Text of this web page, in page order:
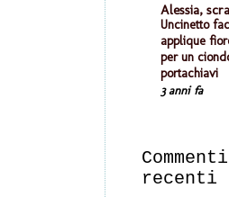
Alessia,
Uncinetto
applique
per un
portachiavi
3 anni fa
Commenti
recenti